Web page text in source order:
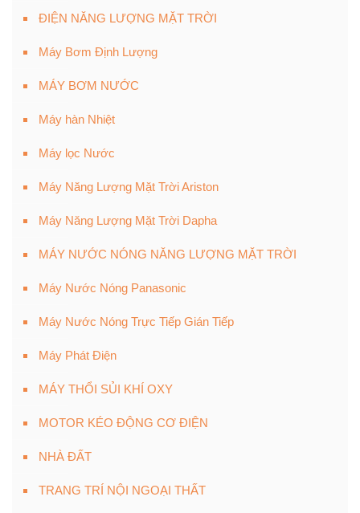
ĐIỆN NĂNG LƯỢNG MẶT TRỜI
Máy Bơm Định Lượng
MÁY BƠM NƯỚC
Máy hàn Nhiệt
Máy lọc Nước
Máy Năng Lượng Mặt Trời Ariston
Máy Năng Lượng Mặt Trời Dapha
MÁY NƯỚC NÓNG NĂNG LƯỢNG MẶT TRỜI
Máy Nước Nóng Panasonic
Máy Nước Nóng Trực Tiếp Gián Tiếp
Máy Phát Điện
MÁY THỔI SỦI KHÍ OXY
MOTOR KÉO ĐỘNG CƠ ĐIỆN
NHÀ ĐẤT
TRANG TRÍ NỘI NGOẠI THẤT